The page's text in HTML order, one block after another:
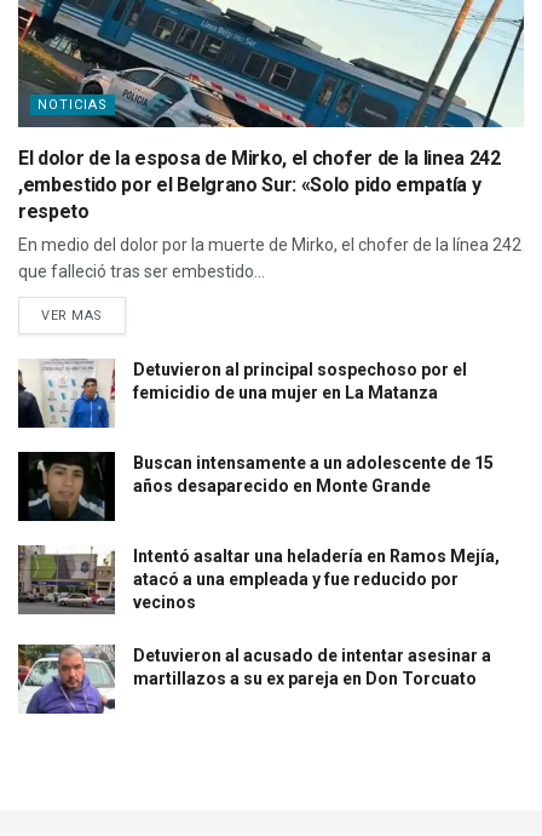
NOTICIAS
El dolor de la esposa de Mirko, el chofer de la linea 242
,embestido por el Belgrano Sur: «Solo pido empatía y
respeto
En medio del dolor por la muerte de Mirko, el chofer de la línea 242
que falleció tras ser embestido...
VER MAS
Detuvieron al principal sospechoso por el
femicidio de una mujer en La Matanza
Buscan intensamente a un adolescente de 15
años desaparecido en Monte Grande
Intentó asaltar una heladería en Ramos Mejía,
atacó a una empleada y fue reducido por
vecinos
Detuvieron al acusado de intentar asesinar a
martillazos a su ex pareja en Don Torcuato